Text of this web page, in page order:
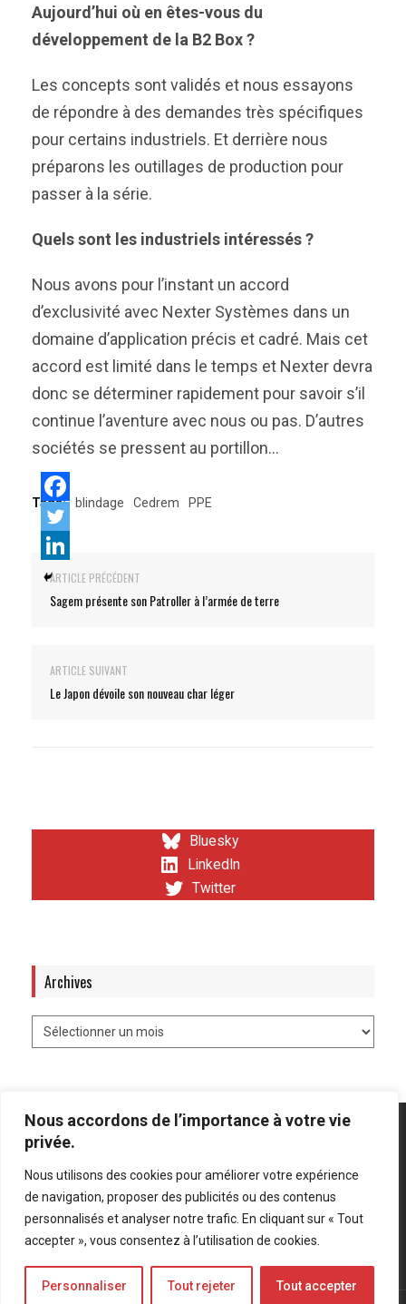
Nous accordons de l’importance à votre vie
privée.
Nous utilisons des cookies pour améliorer votre expérience
de navigation, proposer des publicités ou des contenus
personnalisés et analyser notre trafic. En cliquant sur « Tout
accepter », vous consentez à l’utilisation de cookies.
Personnaliser Tout rejeter Tout accepter
Aujourd’hui où en êtes-vous du
développement de la B2 Box ?
Les concepts sont validés et nous essayons
de répondre à des demandes très spécifiques
pour certains industriels. Et derrière nous
préparons les outillages de production pour
passer à la série.
Quels sont les industriels intéressés ?
Nous avons pour l’instant un accord
d’exclusivité avec Nexter Systèmes dans un
domaine d’application précis et cadré. Mais cet
accord est limité dans le temps et Nexter devra
donc se déterminer rapidement pour savoir s’il
continue l’aventure avec nous ou pas. D’autres
sociétés se pressent au portillon…
Tags: blindage Cedrem PPE
ARTICLE PRÉCÉDENT
Sagem présente son Patroller à l’armée de terre
ARTICLE SUIVANT
Le Japon dévoile son nouveau char léger
Bluesky
LinkedIn
Twitter
Archives
Mentions légales Politique de confidentialité
Bluesky
LinkedIn
Twitter